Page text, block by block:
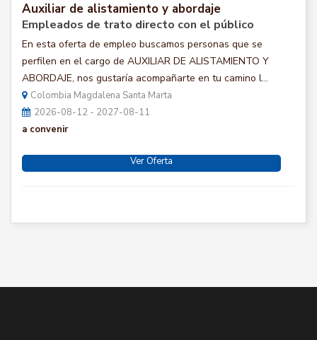
Auxiliar de alistamiento y abordaje
Empleados de trato directo con el público
En esta oferta de empleo buscamos personas que se
perfilen en el cargo de AUXILIAR DE ALISTAMIENTO Y
ABORDAJE, nos gustaría acompañarte en tu camino l...
Colombia Magdalena Santa Marta
2026-08-12 - 2027-08-11
a convenir
Ver Oferta